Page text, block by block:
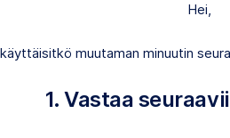
Hei,
käyttäisitkö muutaman minuutin
1. Vastaa